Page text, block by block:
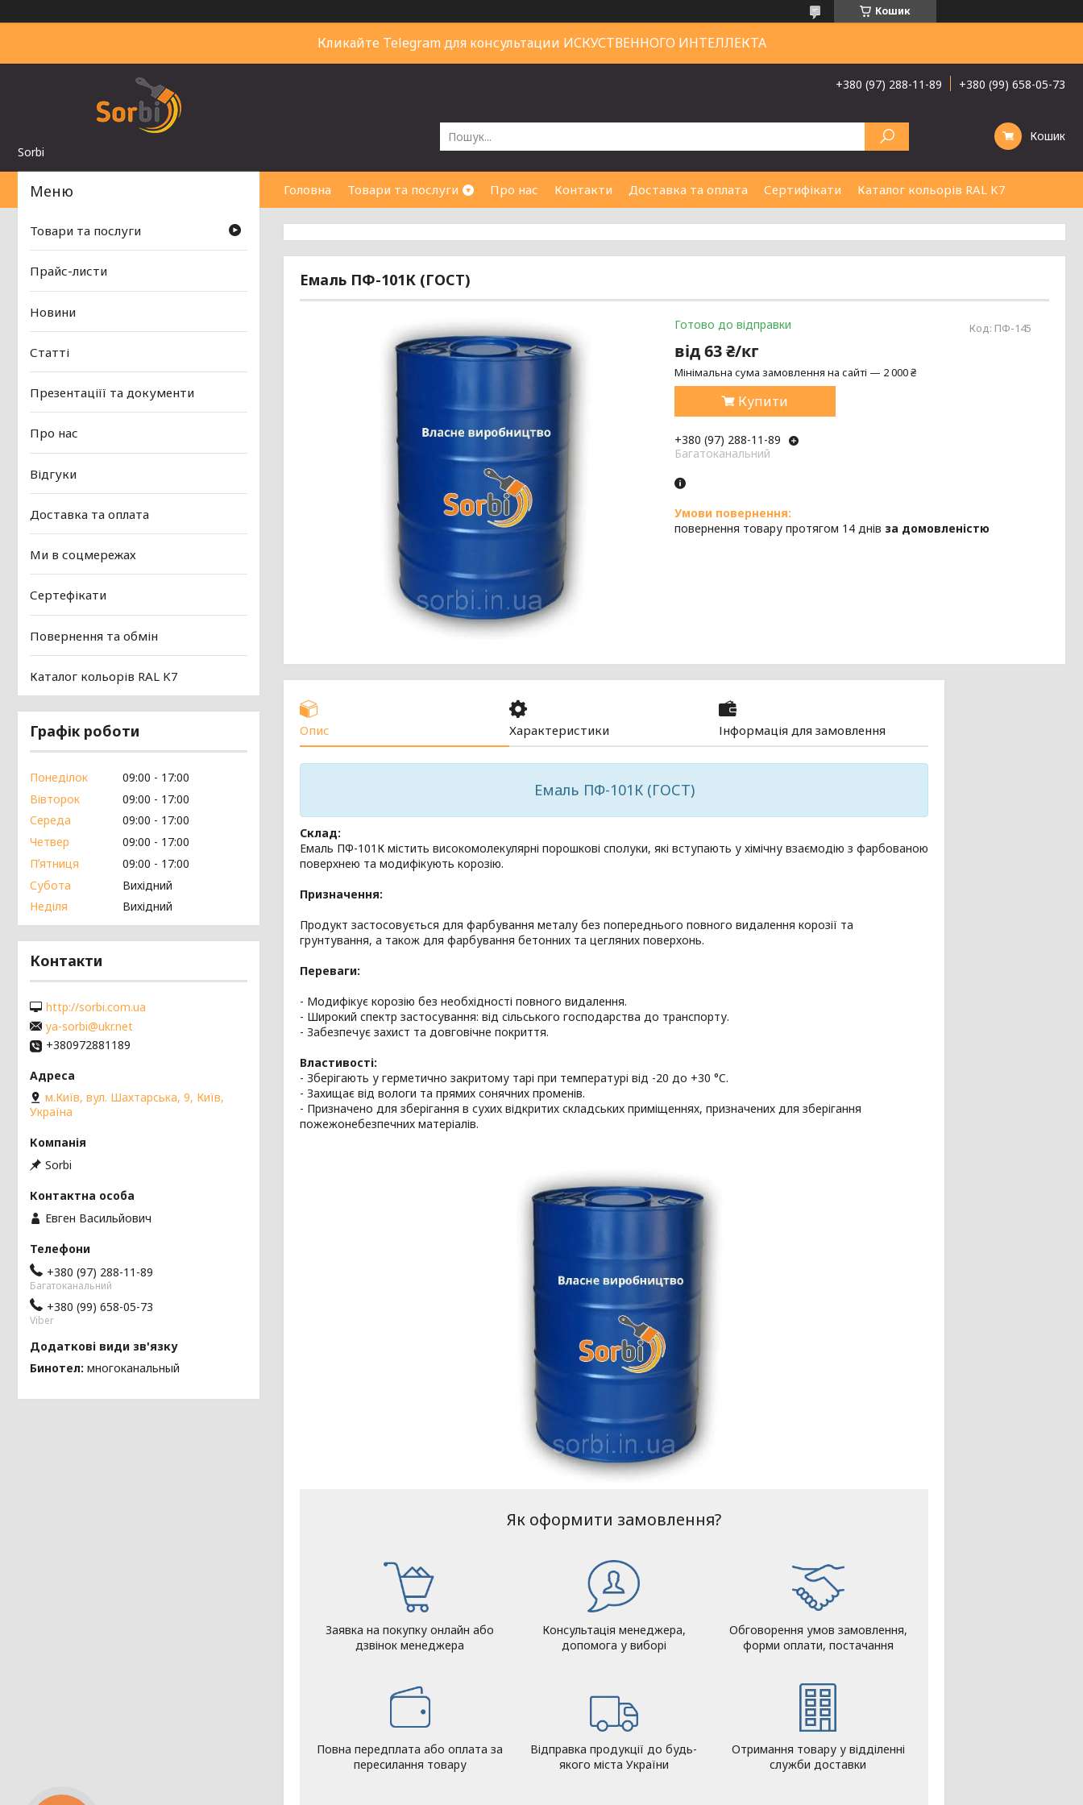
Кошик
Кликайте Telegram для консультации ИСКУСТВЕННОГО ИНТЕЛЛЕКТА
Sorbi
+380 (97) 288-11-89 +380 (99) 658-05-73
Кошик
Головна Товари та послуги Про нас Контакти Доставка та оплата Сертифікати Каталог кольорів RAL K7
Емаль ПФ-101К (ГОСТ)
Готово до відправки Код: ПФ-145
від63 ₴/кг
Мінімальна сума замовлення на сайті — 2 000 ₴
Купити
+380 (97) 288-11-89
Багатоканальний
повернення товару протягом 14 днів за домовленістю
Опис Характеристики Інформація для замовлення
Емаль ПФ-101К (ГОСТ)
Склад:
Емаль ПФ-101К містить високомолекулярні порошкові сполуки, які вступають у хімічну взаємодію з фарбованою
поверхнею та модифікують корозію.
Призначення:
Продукт застосовується для фарбування металу без попереднього повного видалення корозії та
грунтування, а також для фарбування бетонних та цегляних поверхонь.
Переваги:
- Модифікує корозію без необхідності повного видалення.
- Широкий спектр застосування: від сільського господарства до транспорту.
- Забезпечує захист та довговічне покриття.
Властивості:
- Зберігають у герметично закритому тарі при температурі від -20 до +30 °C.
- Захищає від вологи та прямих сонячних променів.
- Призначено для зберігання в сухих відкритих складських приміщеннях, призначених для зберігання
пожежонебезпечних матеріалів.
Як оформити замовлення?
Заявка на покупку онлайн або
дзвінок менеджера
Консультація менеджера,
допомога у виборі
Обговорення умов замовлення,
форми оплати, постачання
Повна передплата або оплата за
пересилання товару
Відправка продукції до будь-
якого міста України
Отримання товару у відділенні
служби доставки
Товари та послуги
Прайс-листи
Новини
Статті
Презентаціїї та документи
Про нас
Відгуки
Доставка та оплата
Ми в соцмережах
Сертефікати
Повернення та обмін
Каталог кольорів RAL K7
Графік роботи
Понеділок 09:00
17:00
Вівторок
09:00
17:00
Середа
09:00
17:00
Четвер
09:00
17:00
Пʼятниця
09:00
17:00
Субота
Вихідний
Неділя
Вихідний
Контакти
http://sorbi.com.ua
ya-sorbi@ukr.net
+380972881189
м.Київ, вул. Шахтарська, 9, Київ,
Україна
Sorbi
Евген Васильйович
+380 (97) 288-11-89
Багатоканальний
+380 (99) 658-05-73
Viber
Бинотел многоканальный